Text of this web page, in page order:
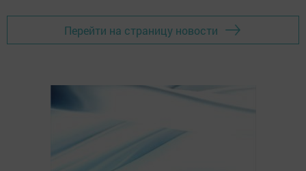
Перейти на страницу новости